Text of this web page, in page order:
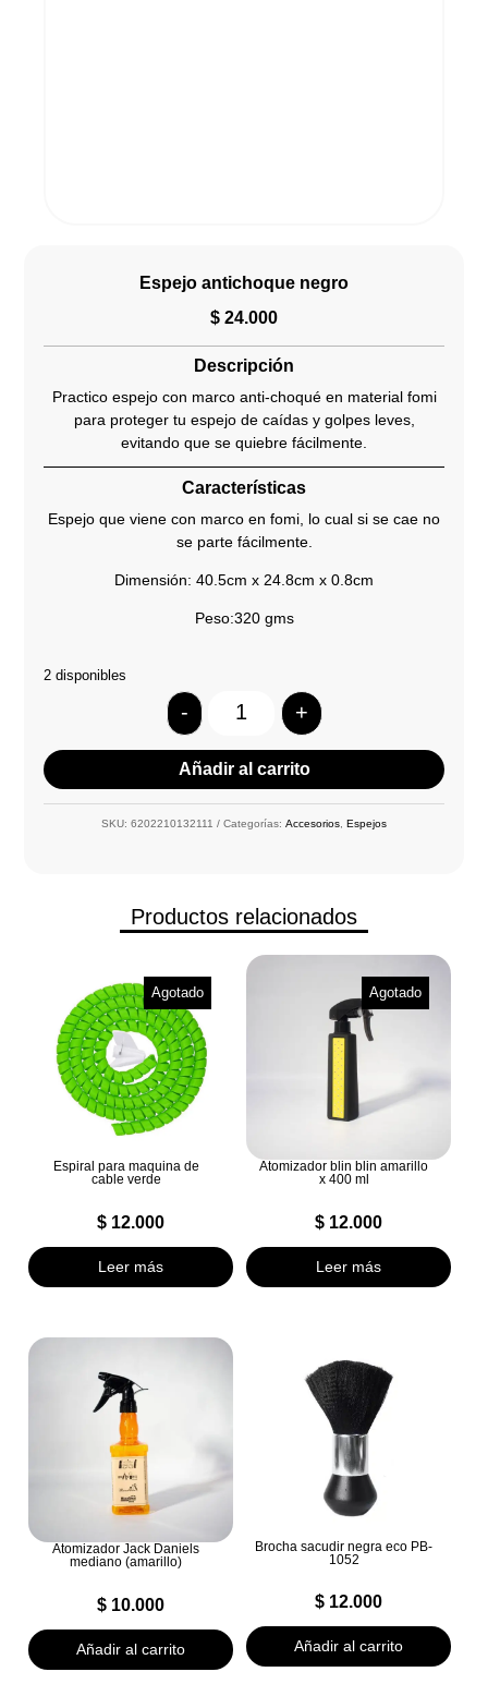
Espejo antichoque negro
$ 24.000
Descripción
Practico espejo con marco anti-choqué en material fomi
para proteger tu espejo de caídas y golpes leves,
evitando que se quiebre fácilmente.
Características
Espejo que viene con marco en fomi, lo cual si se cae no
se parte fácilmente.
Dimensión: 40.5cm x 24.8cm x 0.8cm
Peso:320 gms
2 disponibles
Quantity
- +
Añadir al carrito
SKU: 6202210132111 Categorías: Accesorios Espejos
Productos relacionados
Agotado
Espiral para maquina de
cable verde
$12.000
Leer más
Agotado
Atomizador blin blin amarillo
x 400 ml
$12.000
Leer más
Atomizador Jack Daniels
mediano (amarillo)
$10.000
Añadir al carrito
Brocha sacudir negra eco PB-
1052
$12.000
Añadir al carrito